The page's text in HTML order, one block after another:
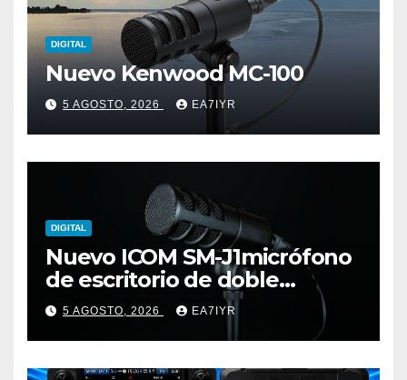
DIGITAL
Nuevo Kenwood MC-100
5 AGOSTO, 2026 EA7IYR
DIGITAL
Nuevo ICOM SM-J1micrófono
de escritorio de doble
elemento premium
5 AGOSTO, 2026 EA7IYR